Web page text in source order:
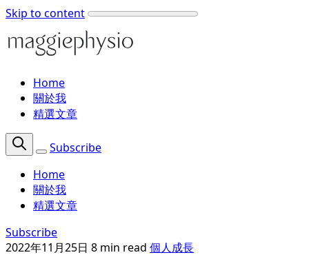
Skip to content
Home
關於我
精選文章
Subscribe
Home
關於我
精選文章
Subscribe
2022年11月25日 8 min read 個人成長